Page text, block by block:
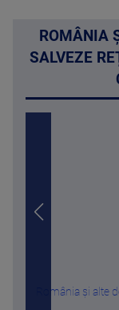
ROMÂNIA
SALVEZE
România și alte